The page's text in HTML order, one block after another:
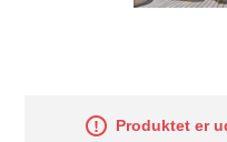
Produktet er